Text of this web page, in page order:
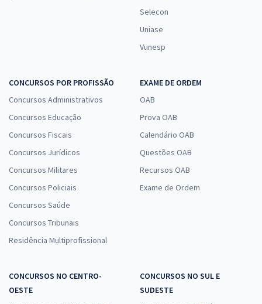
Selecon
Uniase
Vunesp
CONCURSOS POR PROFISSÃO
Concursos Administrativos
Concursos Educação
Concursos Fiscais
Concursos Jurídicos
Concursos Militares
Concursos Policiais
Concursos Saúde
Concursos Tribunais
Residência Multiprofissional
EXAME DE ORDEM
OAB
Prova OAB
Calendário OAB
Questões OAB
Recursos OAB
Exame de Ordem
CONCURSOS NO CENTRO-
OESTE
CONCURSOS NO SUL E
SUDESTE